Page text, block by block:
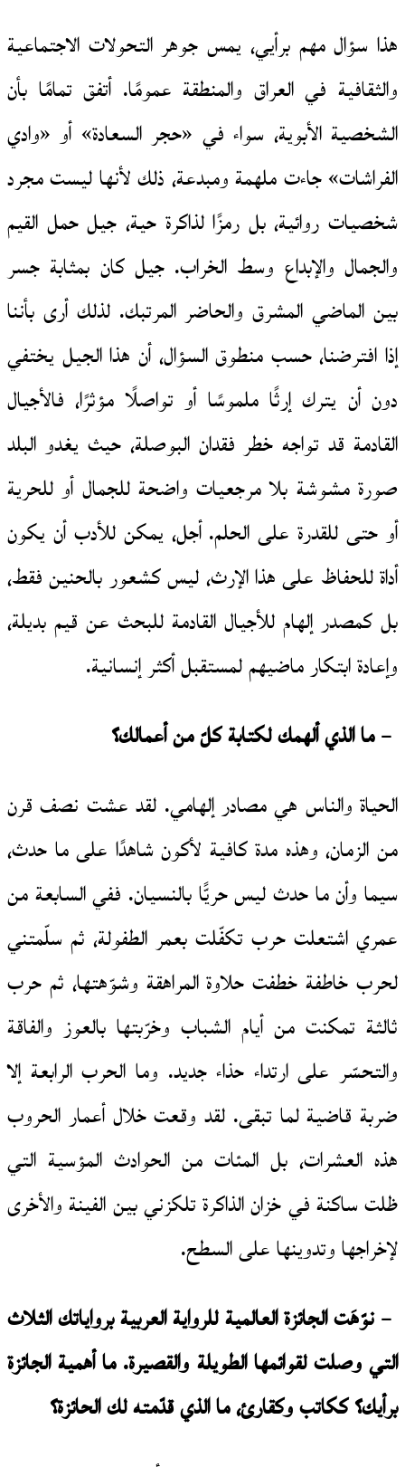
هذا سؤال مهم برأيي، يمس جوهر التحولات الاجتماعية
والثقافية في العراق والمنطقة عمومًا. أتفق تمامًا بأن
الشخصية الأبوية، سواء في «حجر السعادة» أو «وادي
الفراشات» جاءت ملهمة ومبدعة، ذلك لأنها ليست مجرد
شخصيات روائية، بل رمزًا لذاكرة حية، جيل حمل القيم
والجمال والإبداع وسط الخراب. جيل كان بمثابة جسر
بين الماضي المشرق والحاضر المرتبك. لذلك أرى بأننا
إذا افترضنا، حسب منطوق السؤال، أن هذا الجيل يختفي
دون أن يترك إرثًا ملموسًا أو تواصلًا مؤثرًا، فالأجيال
القادمة قد تواجه خطر فقدان البوصلة، حيث يغدو البلد
صورة مشوشة بلا مرجعيات واضحة للجمال أو للحرية
أو حتى للقدرة على الحلم. أجل، يمكن للأدب أن يكون
أداة للحفاظ على هذا الإرث، ليس كشعور بالحنين فقط،
بل كمصدر إلهام للأجيال القادمة للبحث عن قيم بديلة،
وإعادة ابتكار ماضيهم لمستقبل أكثر إنسانية.
– ما الذي ألهمك لكتابة كلّ من أعمالك؟
الحياة والناس هي مصادر إلهامي. لقد عشت نصف قرن
من الزمان، وهذه مدة كافية لأكون شاهدًا على ما حدث،
سيما وأن ما حدث ليس حريًّا بالنسيان. ففي السابعة من
عمري اشتعلت حرب تكفّلت بعمر الطفولة، ثم سلّمتني
لحرب خاطفة خطفت حلاوة المراهقة وشوّهتها، ثم حرب
ثالثة تمكنت من أيام الشباب وخرّبتها بالعوز والفاقة
والتحسّر على ارتداء حذاء جديد. وما الحرب الرابعة إلا
ضربة قاضية لما تبقى. لقد وقعت خلال أعمار الحروب
هذه العشرات، بل المئات من الحوادث المؤسية التي
ظلت ساكنة في خزان الذاكرة تلكزني بين الفينة والأخرى
لإخراجها وتدوينها على السطح.
– نوّهَت الجائزة العالمية للرواية العربية برواياتك الثلاث
التي وصلت لقوائمها الطويلة والقصيرة. ما أهمية الجائزة
برأيك؟ ككاتب وكقارئ، ما الذي قدّمته لك الحائزة؟